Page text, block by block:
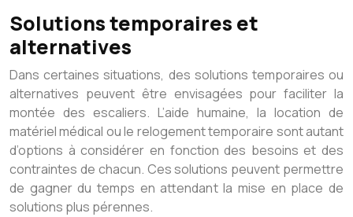
Solutions temporaires et
alternatives
Dans certaines situations, des solutions temporaires ou
alternatives peuvent être envisagées pour faciliter la
montée des escaliers. L’aide humaine, la location de
matériel médical ou le relogement temporaire sont autant
d’options à considérer en fonction des besoins et des
contraintes de chacun. Ces solutions peuvent permettre
de gagner du temps en attendant la mise en place de
solutions plus pérennes.